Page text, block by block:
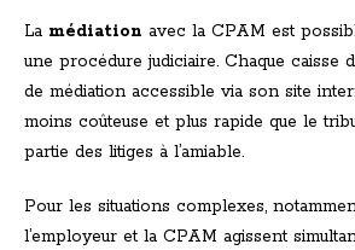
La médiation avec la CPAM est
une procédure judiciaire. Chaque caisse
de médiation accessible via son site
moins coûteuse et plus rapide que le
partie des litiges à l’amiable.
Pour les situations complexes,
l’employeur et la CPAM agissent